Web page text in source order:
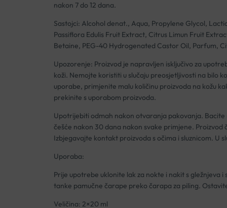
nakon 7 do 12 dana.
Sastojci: Alcohol denat., Aqua, Propylene Glycol,
Passiflora Edulis Fruit Extract, Citrus Limun Fruit
Betaine, PEG-40 Hydrogenated Castor Oil, Parfum,
Upozorenje: Proizvod je napravljen isključivo za
koži. Nemojte koristiti u slučaju preosjetljivosti na bilo
uporabe, primjenite malu količinu proizvoda na kožu
prekinite s uporabom proizvoda.
Upotrijebiti odmah nakon otvaranja pakovanja.
češće nakon 30 dana nakon svake primjene.
Izbjegavajte kontakt proizvoda s očima i sluznicom. U
Uporaba:
Prije upotrebe uklonite lak za nokte i nakit s
tanke pamučne čarape preko čarapa za piling.
Veličina: 2×20 ml